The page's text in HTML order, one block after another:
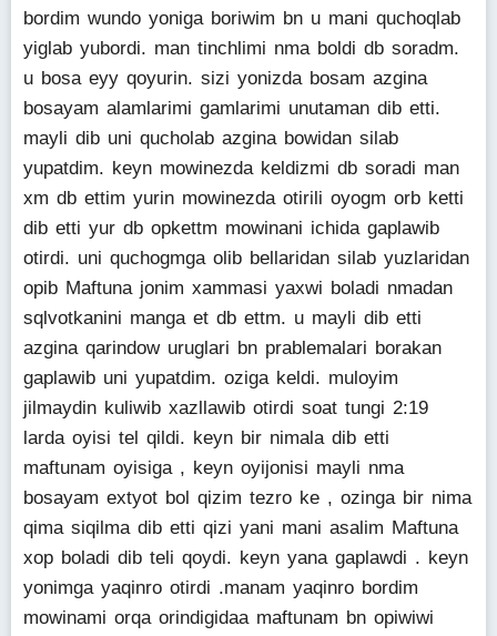
bordim wundo yoniga boriwim bn u mani quchoqlab
yiglab yubordi. man tinchlimi nma boldi db soradm.
u bosa eyy qoyurin. sizi yonizda bosam azgina
bosayam alamlarimi gamlarimi unutaman dib etti.
mayli dib uni qucholab azgina bowidan silab
yupatdim. keyn mowinezda keldizmi db soradi man
xm db ettim yurin mowinezda otirili oyogm orb ketti
dib etti yur db opkettm mowinani ichida gaplawib
otirdi. uni quchogmga olib bellaridan silab yuzlaridan
opib Maftuna jonim xammasi yaxwi boladi nmadan
sqlvotkanini manga et db ettm. u mayli dib etti
azgina qarindow uruglari bn prablemalari borakan
gaplawib uni yupatdim. oziga keldi. muloyim
jilmaydin kuliwib xazllawib otirdi soat tungi 2:19
larda oyisi tel qildi. keyn bir nimala dib etti
maftunam oyisiga , keyn oyijonisi mayli nma
bosayam extyot bol qizim tezro ke , ozinga bir nima
qima siqilma dib etti qizi yani mani asalim Maftuna
xop boladi dib teli qoydi. keyn yana gaplawdi . keyn
yonimga yaqinro otirdi .manam yaqinro bordim
mowinami orqa orindigidaa maftunam bn opiwiwi